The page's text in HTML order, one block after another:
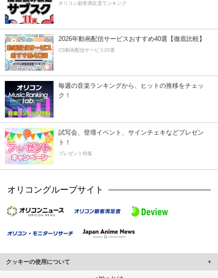
オリコン顧客満足度ランキング
2026年動画配信サービスおすすめ40選【徹底比較】
CS動画配信サービス20選
毎週の音楽ランキングから、ヒットの推移をチェッ
ク！
試写会、登壇イベント、サインチェキなどプレゼン
ト！
プレゼント特集
オリコングループサイト
クッキーの使用について